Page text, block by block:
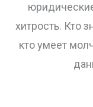
хитрость. Кто
кто умеет